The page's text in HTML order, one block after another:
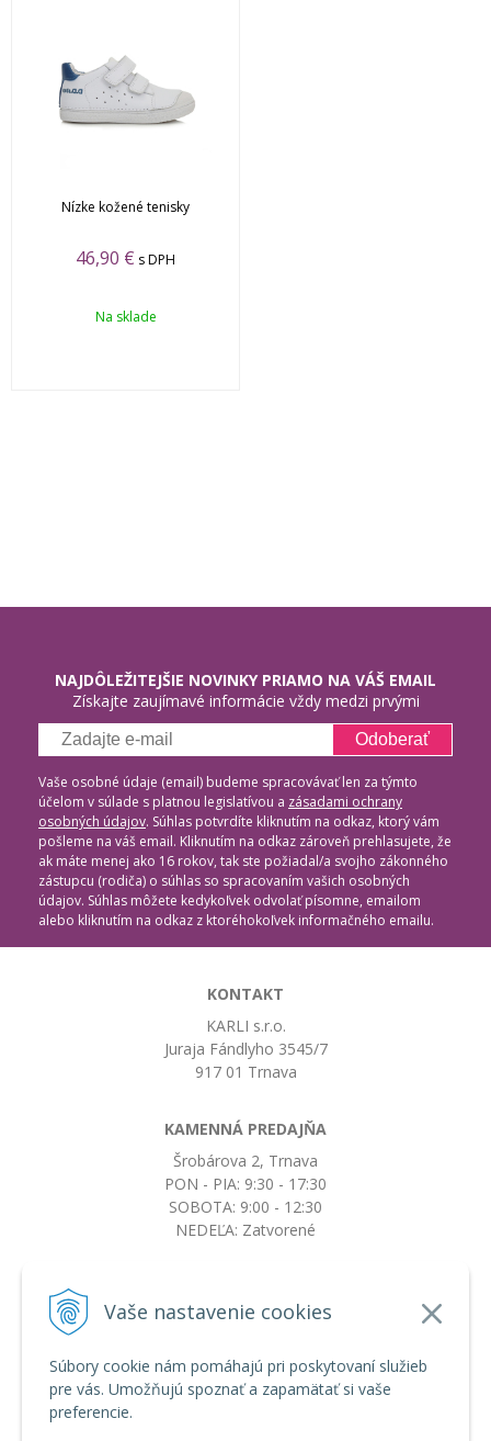
Vaše nastavenie cookies
Súbory cookie nám pomáhajú pri poskytovaní služieb
pre vás. Umožňujú spoznať a zapamätať si vaše
preferencie.
Nízke kožené tenisky
46,90 € s DPH
Na sklade
NAJDÔLEŽITEJŠIE NOVINKY PRIAMO NA VÁŠ EMAIL
Získajte zaujímavé informácie vždy medzi prvými
Odoberať
Vaše osobné údaje (email) budeme spracovávať len za týmto
účelom v súlade s platnou legislatívou a zásadami ochrany
osobných údajov. Súhlas potvrdíte kliknutím na odkaz, ktorý vám
pošleme na váš email. Kliknutím na odkaz zároveň prehlasujete, že
ak máte menej ako 16 rokov, tak ste požiadal/a svojho zákonného
zástupcu (rodiča) o súhlas so spracovaním vašich osobných
údajov. Súhlas môžete kedykoľvek odvolať písomne, emailom
alebo kliknutím na odkaz z ktoréhokoľvek informačného emailu.
KONTAKT
KARLI s.r.o.
Juraja Fándlyho 3545/7
917 01 Trnava
KAMENNÁ PREDAJŇA
Šrobárova 2, Trnava
PON - PIA: 9:30 - 17:30
SOBOTA: 9:00 - 12:30
NEDEĽA: Zatvorené
objednavky@botkydorobotky.sk
VŠETKO O NÁKUPE